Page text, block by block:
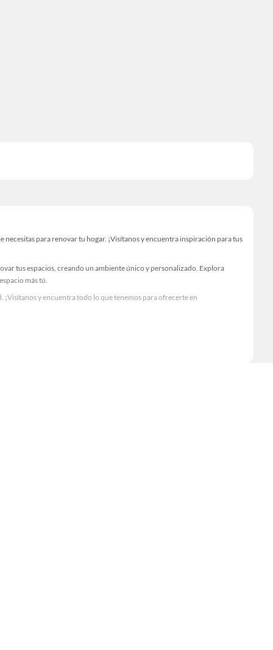
para renovar tu hogar. ¡Visítanos y encuentra inspiración para tus
tus espacios, creando un ambiente único y personalizado. Explora
más tú.
y encuentra todo lo que tenemos para ofrecerte en
y descubre todo lo que tenemos para ofrecerte!